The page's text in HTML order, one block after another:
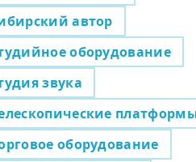
автор
оборудование
звука
оборудование